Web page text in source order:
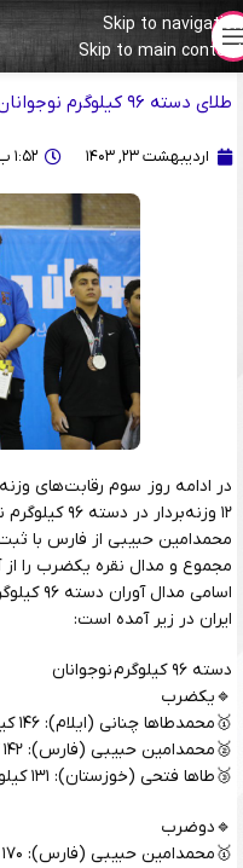
Skip to navigation
Skip to main content
مسابقات قهرمانی نوجوانان و
طلای دسته ۹۶ کیلوگرم نوجوانان برای فارس در سومین روز مسابقات
اردیبهشت ۲۳, ۱۴۰۳ ۱:۵۲ ب٫ظ
در ادامه روز سوم رقابت‌های
۱۲
مجموع و مدال نقره یکضرب را از
اسامی
ایران در زیر آمده است:
دسته ۹۶ کیلوگرم نوجوانان
🔹یکضرب
🥇محمدطاها چنانی (ایلام): ۱۴۶ کیلوگرم
🥈محمدامین حبیبی (فارس): ۱۴۲ کیلوگرم
🥉طاها فتحی (خوزستان): ۱۳۱ کیلوگرم
🔹دوضرب
🥇محمدامین حبیبی (فارس): ۱۷۰ کیلوگرم